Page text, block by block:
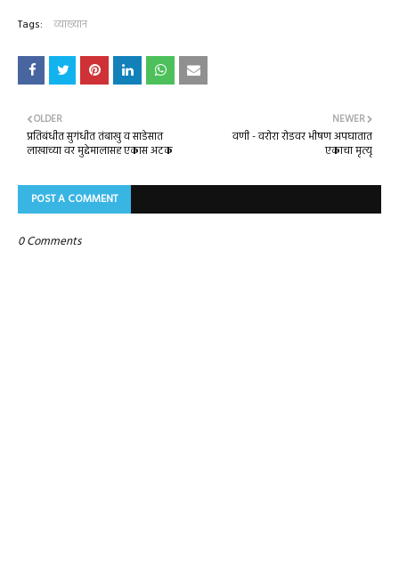
Tags: व्याख्यान
NEWER
वणी - वरोरा रोडवर भीषण अपघातात
एकाचा मृत्यू
OLDER
प्रतिबंधीत सुगंधीत तंबाखु व साडेसात
लाखाच्या वर मुद्देमालासह एकास अटक
POST A COMMENT
0 Comments